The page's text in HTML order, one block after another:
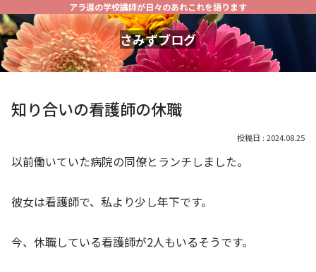
アラ還の学校講師が日々のあれこれを語ります
さみずブログ
知り合いの看護師の休職
2024.08.25
以前働いていた病院の同僚とランチしました。
彼女は看護師で、私より少し年下です。
今、休職している看護師が2人もいるそうです。